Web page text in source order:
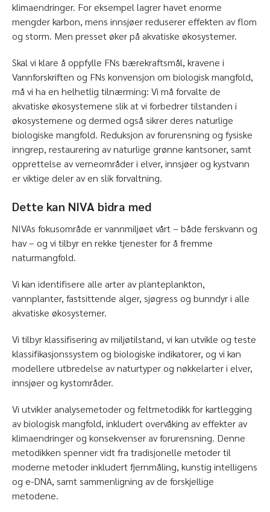
klimaendringer. For eksempel lagrer havet enorme
mengder karbon, mens innsjøer reduserer effekten av flom
og storm. Men presset øker på akvatiske økosystemer.
Skal vi klare å oppfylle FNs bærekraftsmål, kravene i
Vannforskriften og FNs konvensjon om biologisk mangfold,
må vi ha en helhetlig tilnærming: Vi må forvalte de
akvatiske økosystemene slik at vi forbedrer tilstanden i
økosystemene og dermed også sikrer deres naturlige
biologiske mangfold. Reduksjon av forurensning og fysiske
inngrep, restaurering av naturlige grønne kantsoner, samt
opprettelse av verneområder i elver, innsjøer og kystvann
er viktige deler av en slik forvaltning.
Dette kan NIVA bidra med
NIVAs fokusområde er vannmiljøet vårt – både ferskvann og
hav – og vi tilbyr en rekke tjenester for å fremme
naturmangfold.
Vi kan identifisere alle arter av planteplankton,
vannplanter, fastsittende alger, sjøgress og bunndyr i alle
akvatiske økosystemer.
Vi tilbyr klassifisering av miljøtilstand, vi kan utvikle og teste
klassifikasjonssystem og biologiske indikatorer, og vi kan
modellere utbredelse av naturtyper og nøkkelarter i elver,
innsjøer og kystområder.
Vi utvikler analysemetoder og feltmetodikk for kartlegging
av biologisk mangfold, inkludert overvåking av effekter av
klimaendringer og konsekvenser av forurensning. Denne
metodikken spenner vidt fra tradisjonelle metoder til
moderne metoder inkludert fjernmåling, kunstig intelligens
og e-DNA, samt sammenligning av de forskjellige
metodene.